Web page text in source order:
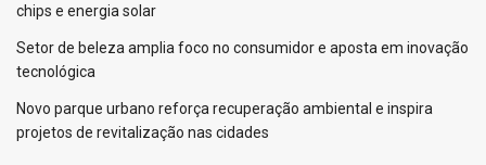
chips e energia solar
Setor de beleza amplia foco no consumidor e aposta em inovação
tecnológica
Novo parque urbano reforça recuperação ambiental e inspira
projetos de revitalização nas cidades